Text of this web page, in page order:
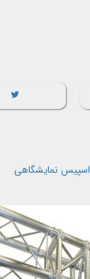
اسپیس نمایشگاهی